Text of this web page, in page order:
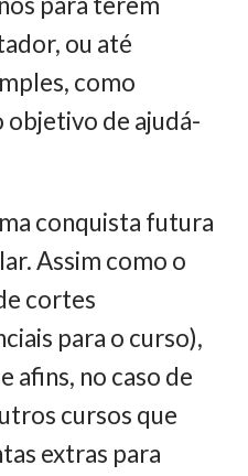
ou até
como
objetivo de ajudá-
conquista futura
Assim como o
cortes
para o curso),
afins, no caso de
cursos que
extras para